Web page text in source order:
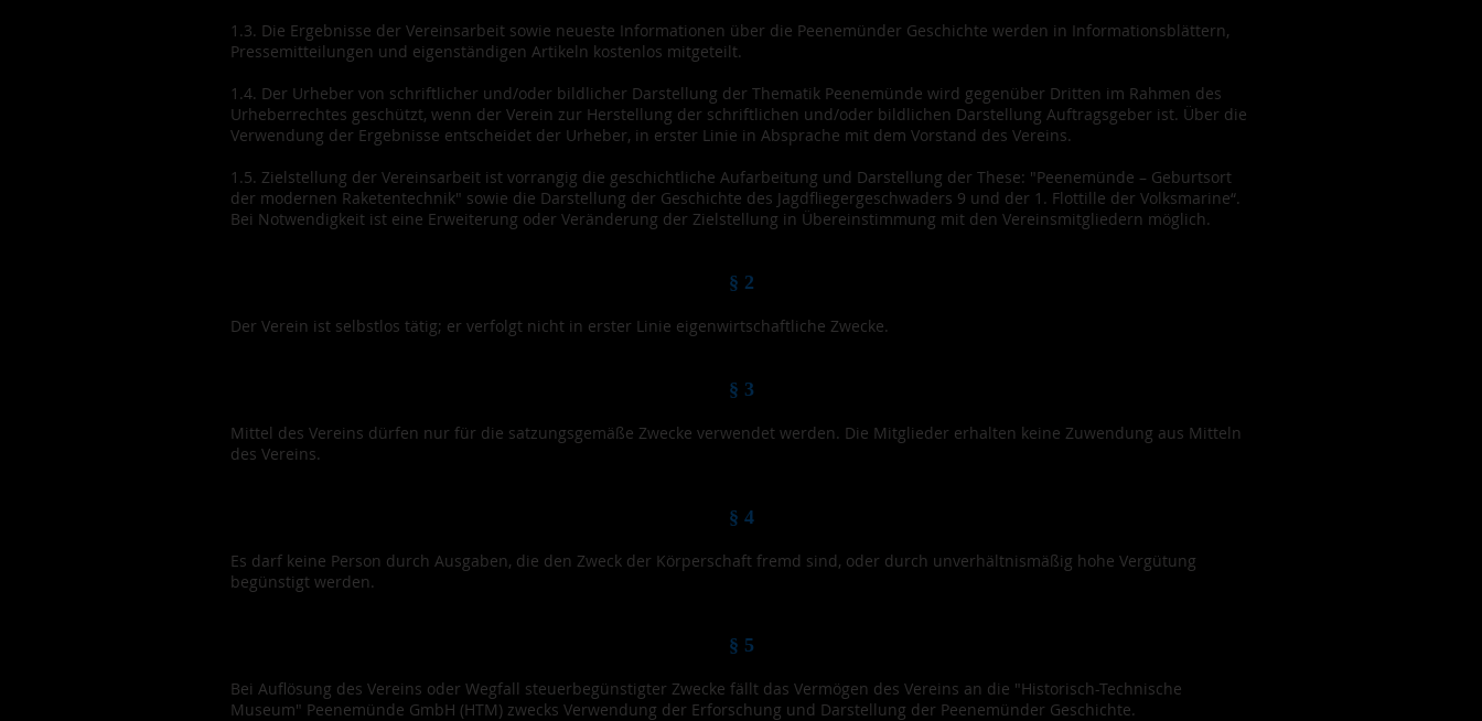
1.3. Die Ergebnisse der Vereinsarbeit sowie neueste Informationen über die Peenemünder Geschichte werden in Informationsblättern,
Pressemitteilungen und eigenständigen Artikeln kostenlos mitgeteilt.
1.4. Der Urheber von schriftlicher und/oder bildlicher Darstellung der Thematik Peenemünde wird gegenüber Dritten im Rahmen des
Urheberrechtes geschützt, wenn der Verein zur Herstellung der schriftlichen und/oder bildlichen Darstellung Auftragsgeber ist. Über die
Verwendung der Ergebnisse entscheidet der Urheber, in erster Linie in Absprache mit dem Vorstand des Vereins.
1.5. Zielstellung der Vereinsarbeit ist vorrangig die geschichtliche Aufarbeitung und Darstellung der These: "Peenemünde – Geburtsort
der modernen Raketentechnik" sowie die Darstellung der Geschichte des Jagdfliegergeschwaders 9 und der 1. Flottille der Volksmarine“.
Bei Notwendigkeit ist eine Erweiterung oder Veränderung der Zielstellung in Übereinstimmung mit den Vereinsmitgliedern möglich.
§ 2
Der Verein ist selbstlos tätig; er verfolgt nicht in erster Linie eigenwirtschaftliche Zwecke.
§ 3
Mittel des Vereins dürfen nur für die satzungsgemäße Zwecke verwendet werden. Die Mitglieder erhalten keine Zuwendung aus Mitteln
des Vereins.
§ 4
Es darf keine Person durch Ausgaben, die den Zweck der Körperschaft fremd sind, oder durch unverhältnismäßig hohe Vergütung
begünstigt werden.
§ 5
Bei Auflösung des Vereins oder Wegfall steuerbegünstigter Zwecke fällt das Vermögen des Vereins an die "Historisch-Technische
Museum" Peenemünde GmbH (HTM) zwecks Verwendung der Erforschung und Darstellung der Peenemünder Geschichte.